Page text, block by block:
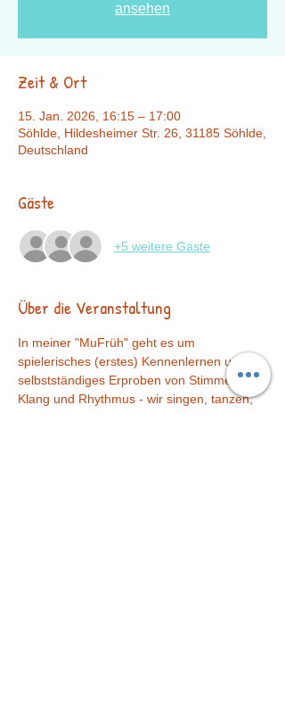
ansehen
Zeit & Ort
15. Jan. 2026, 16:15 – 17:00
Söhlde, Hildesheimer Str. 26, 31185 Söhlde,
Deutschland
Gäste
+5 weitere Gäste
Über die Veranstaltung
In meiner "MuFrüh" geht es um
spielerisches (erstes) Kennenlernen und
selbstständiges Erproben von Stimme,
Klang und Rhythmus - wir singen, tanzen,